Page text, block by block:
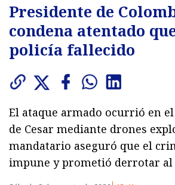
Presidente de
condena atentado
policía fallecido
El ataque armado ocurrió en
de Cesar mediante drones
mandatario aseguró que el
impune y prometió derrotar